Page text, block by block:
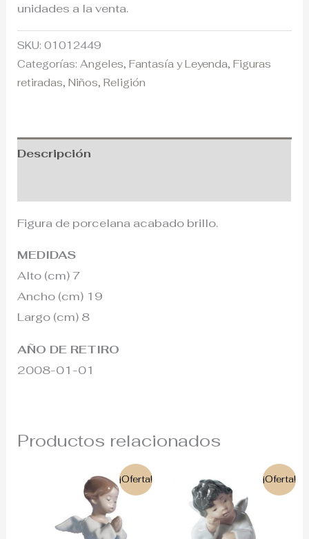
unidades a la venta.
SKU:01012449
Categorías:Angeles,Fantasía y Leyenda,Figuras
retiradas,Niños,Religión
Descripción
Figura de porcelana acabado brillo.
MEDIDAS
Alto (cm) 7
Ancho (cm) 19
Largo (cm) 8
AÑO DE RETIRO
2008-01-01
Productos relacionados
¡Oferta!
original
125€.
precio
actual
es:
110€.
¡Oferta!
precio
original
era:
125€.
precio
actual
es:
110€.